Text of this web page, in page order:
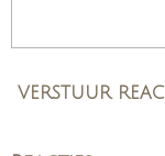
VERSTUUR